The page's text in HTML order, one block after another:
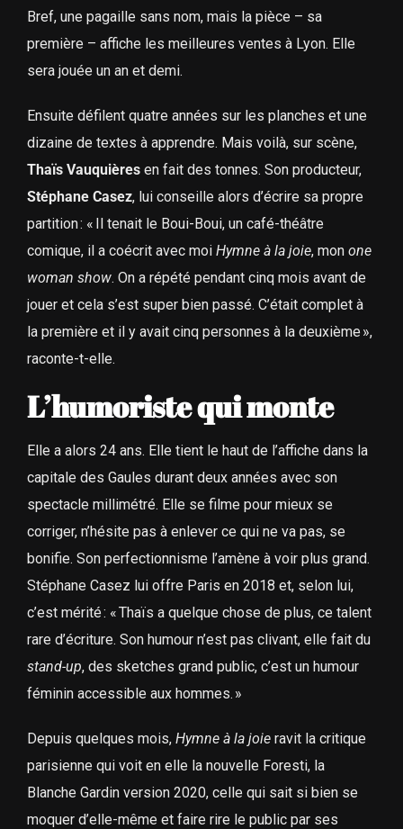
Bref, une pagaille sans nom, mais la pièce – sa
première – affiche les meilleures ventes à Lyon. Elle
sera jouée un an et demi.
Ensuite défilent quatre années sur les planches et une
dizaine de textes à apprendre. Mais voilà, sur scène,
Thaïs Vauquièresen fait des tonnes. Son producteur,
Stéphane Casez, lui conseille alors d’écrire sa propre
partition : « Il tenait le Boui-Boui, un café-théâtre
comique, il a coécrit avec moi Hymne à la joie, mon one
woman show. On a répété pendant cinq mois avant de
jouer et cela s’est super bien passé. C’était complet à
la première et il y avait cinq personnes à la deuxième »,
raconte-t-elle.
L’humoriste qui monte
Elle a alors 24 ans. Elle tient le haut de l’affiche dans la
capitale des Gaules durant deux années avec son
spectacle millimétré. Elle se filme pour mieux se
corriger, n’hésite pas à enlever ce qui ne va pas, se
bonifie. Son perfectionnisme l’amène à voir plus grand.
Stéphane Casez lui offre Paris en 2018 et, selon lui,
c’est mérité : « Thaïs a quelque chose de plus, ce talent
rare d’écriture. Son humour n’est pas clivant, elle fait du
stand-up, des sketches grand public, c’est un humour
féminin accessible aux hommes. »
Depuis quelques mois, Hymne à la joieravit la critique
parisienne qui voit en elle la nouvelle Foresti, la
Blanche Gardin version 2020, celle qui sait si bien se
moquer d’elle-même et faire rire le public par ses